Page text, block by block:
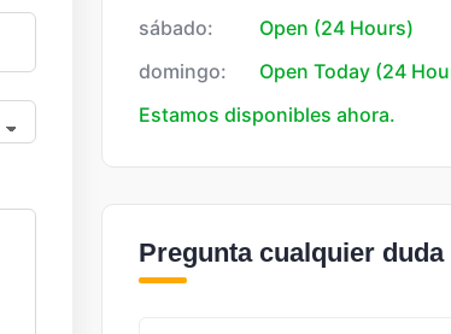
sábado:
Open (24 Hours)
domingo:
Open Today (24
Estamos disponibles ahora.
Pregunta cualquier duda